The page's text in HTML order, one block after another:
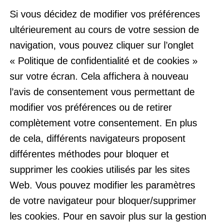
Si vous décidez de modifier vos préférences
ultérieurement au cours de votre session de
navigation, vous pouvez cliquer sur l’onglet
« Politique de confidentialité et de cookies »
sur votre écran. Cela affichera à nouveau
l’avis de consentement vous permettant de
modifier vos préférences ou de retirer
complètement votre consentement. En plus
de cela, différents navigateurs proposent
différentes méthodes pour bloquer et
supprimer les cookies utilisés par les sites
Web. Vous pouvez modifier les paramètres
de votre navigateur pour bloquer/supprimer
les cookies. Pour en savoir plus sur la gestion